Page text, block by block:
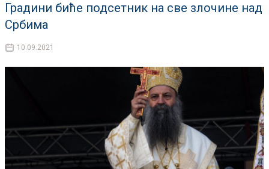
Градини биће подсетник на све злочине над
Србима
10.09.2021